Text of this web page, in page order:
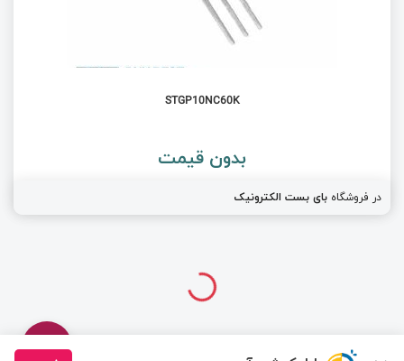
STGP10NC60K
بدون قیمت
در فروشگاه بای بست الکترونیک